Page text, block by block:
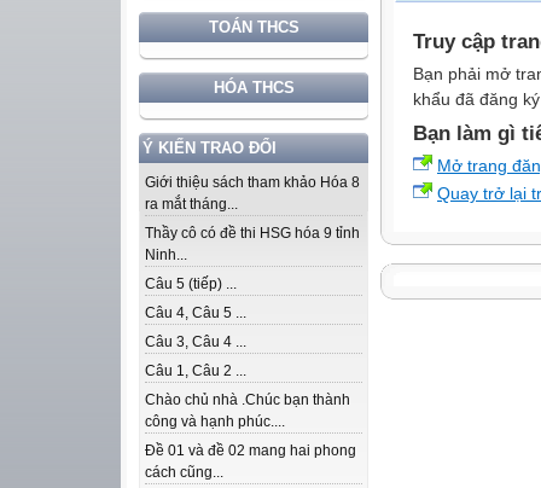
TOÁN THCS
HÓA THCS
Ý KIẾN TRAO ĐỔI
Giới thiệu sách tham khảo Hóa 8
ra mắt tháng...
Thầy cô có đề thi HSG hóa 9 tỉnh
Ninh...
Câu 5 (tiếp) ...
Câu 4, Câu 5 ...
Câu 3, Câu 4 ...
Câu 1, Câu 2 ...
Chào chủ nhà .Chúc bạn thành
công và hạnh phúc....
Đề 01 và đề 02 mang hai phong
cách cũng...
Truy cập
Bạn phải mở
khẩu đã đăng
Bạn làm gì
Mở trang
Quay trở lại